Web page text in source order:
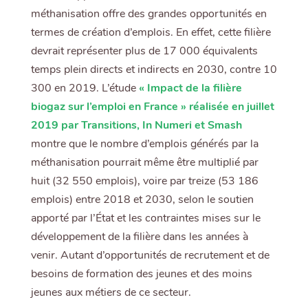
méthanisation offre des grandes opportunités en
termes de création d’emplois. En effet, cette filière
devrait représenter plus de 17 000 équivalents
temps plein directs et indirects en 2030, contre 10
300 en 2019. L’étude « Impact de la filière
biogaz sur l’emploi en France » réalisée en juillet
2019 par Transitions, In Numeri et Smash
montre que le nombre d’emplois générés par la
méthanisation pourrait même être multiplié par
huit (32 550 emplois), voire par treize (53 186
emplois) entre 2018 et 2030, selon le soutien
apporté par l’État et les contraintes mises sur le
développement de la filière dans les années à
venir. Autant d’opportunités de recrutement et de
besoins de formation des jeunes et des moins
jeunes aux métiers de ce secteur.